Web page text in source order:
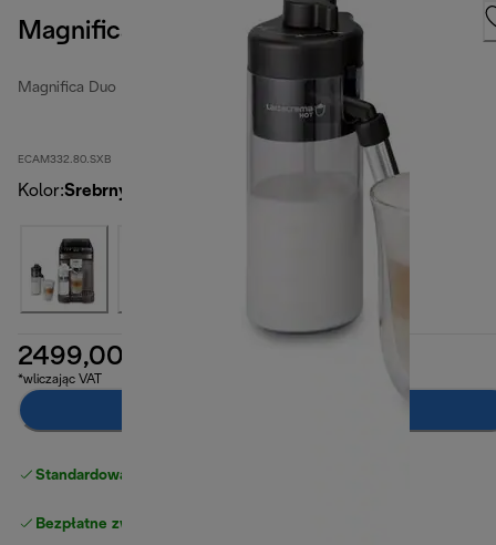
Magnifica Duo
Magnifica Duo
ECAM332.80.SXB
Kolor:Srebrny
2499,00 zł
*wliczając VAT
Standardowa bezpłatna dostawa
Bezpłatne zwroty